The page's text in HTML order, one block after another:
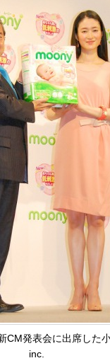
CM発表会に出席し
inc.